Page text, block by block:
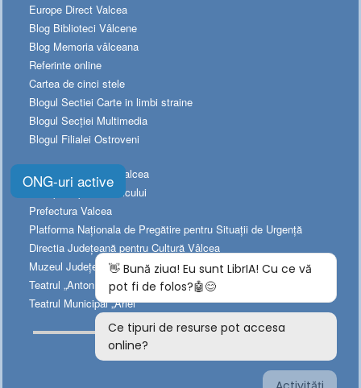
Europe Direct Valcea
Blog Biblioteci Vâlcene
Blog Memoria vâlceana
Referinte online
Cartea de cinci stele
Blogul Sectiei Carte in limbi straine
Blogul Secției Multimedia
Blogul Filialei Ostroveni
Consiliul Judetean Valcea
Arhiepiscopia Râmnicului
Prefectura Valcea
Platforma Naționala de Pregătire pentru Situații de Urgență
Directia Judeţeană pentru Cultură Vâlcea
Muzeul Judeţean de Istorie
Teatrul „Anton Pann”
Teatrul Municipal „Ariel”
ONG-uri active